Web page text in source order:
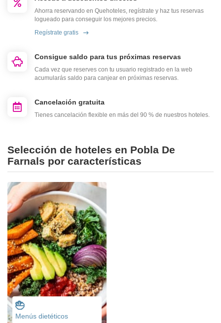
Ahorra reservando en Quehoteles, regístrate y haz tus reservas
logueado para conseguir los mejores precios.
Regístrate gratis
Consigue saldo para tus próximas reservas
Cada vez que reserves con tu usuario registrado en la web
acumularás saldo para canjear en próximas reservas.
Cancelación gratuita
Tienes cancelación flexible en más del 90 % de nuestros hoteles.
Selección de hoteles en Pobla De
Farnals por características
Menús dietéticos